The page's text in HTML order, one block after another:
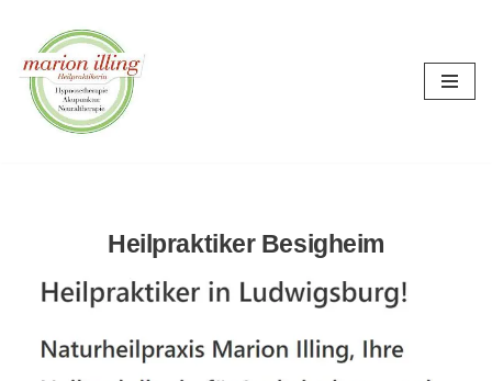
Zum
Inhalt
springen
Heilpraktiker Besigheim